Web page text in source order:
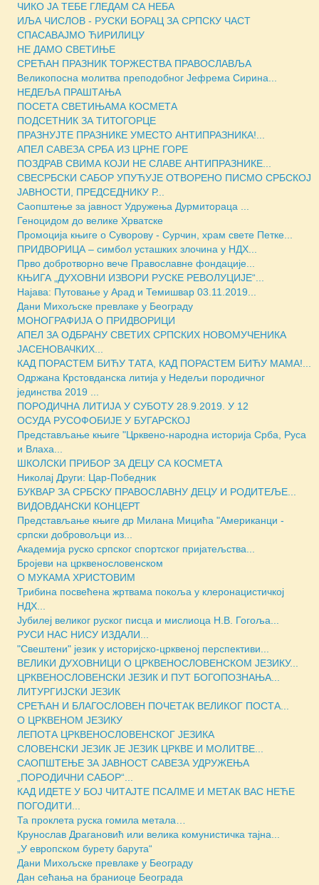
ЧИКО ЈА ТЕБЕ ГЛЕДАМ СА НЕБА
ИЉА ЧИСЛОВ - РУСКИ БОРАЦ ЗА СРПСКУ ЧАСТ
СПАСАВАЈМО ЋИРИЛИЦУ
НЕ ДАМО СВЕТИЊЕ
СРЕЋАН ПРАЗНИК ТОРЖЕСТВА ПРАВОСЛАВЉА
Великопосна молитва преподобног Јефрема Сирина...
НЕДЕЉА ПРАШТАЊА
ПОСЕТА СВЕТИЊАМА КОСМЕТА
ПОДСЕТНИК ЗА ТИТОГОРЦЕ
ПРАЗНУЈТЕ ПРАЗНИКЕ УМЕСТО АНТИПРАЗНИКА!...
АПЕЛ САВЕЗА СРБА ИЗ ЦРНЕ ГОРЕ
ПОЗДРАВ СВИМА КОЈИ НЕ СЛАВЕ АНТИПРАЗНИКЕ...
СВЕСРБСКИ САБОР УПУЋУЈЕ ОТВОРЕНО ПИСМО СРБСКОЈ
ЈАВНОСТИ, ПРЕДСЕДНИКУ Р...
Саопштење за јавност Удружења Дурмитораца ...
Геноцидом до велике Хрватске
Промоција књиге о Суворову - Сурчин, храм свете Петке...
ПРИДВОРИЦА – симбол усташких злочина у НДХ...
Прво добротворно вече Православне фондације...
КЊИГА „ДУХОВНИ ИЗВОРИ РУСКЕ РЕВОЛУЦИJЕ“...
Најава: Путовање у Арад и Темишвар 03.11.2019...
Дани Михољске превлаке у Београду
МОНОГРАФИЈА О ПРИДВОРИЦИ
АПЕЛ ЗА ОДБРАНУ СВЕТИХ СРПСКИХ НОВОМУЧЕНИКА
ЈАСЕНОВАЧКИХ...
КАД ПОРАСТЕМ БИЋУ ТАТА, КАД ПОРАСТЕМ БИЋУ МАМА!...
Одржана Крстовданска литија у Недељи породичног
јединства 2019 ...
ПОРОДИЧНА ЛИТИЈА У СУБОТУ 28.9.2019. У 12
ОСУДА РУСОФОБИЈЕ У БУГАРСКОЈ
Представљање књиге "Црквено-народна историја Срба, Руса
и Влаха...
ШКОЛСКИ ПРИБОР ЗА ДЕЦУ СА КОСМЕТА
Николај Други: Цар-Победник
БУКВАР ЗА СРБСКУ ПРАВОСЛАВНУ ДЕЦУ И РОДИТЕЉЕ...
ВИДОВДАНСКИ КОНЦЕРТ
Представљање књиге др Милана Мицића "Американци -
српски добровољци из...
Академија руско српског спортског пријатељства...
Бројеви на црквенословенском
О МУКАМА ХРИСТОВИМ
Трибина посвећена жртвама покоља у клеронацистичкој
НДХ...
Јубилеј великог руског писца и мислиоца Н.В. Гогоља...
РУСИ НАС НИСУ ИЗДАЛИ...
"Свештени" језик у историјско-црквеној перспективи...
ВЕЛИКИ ДУХОВНИЦИ О ЦРКВЕНОСЛОВЕНСКОМ ЈЕЗИКУ...
ЦРКВЕНОСЛОВЕНСКИ ЈЕЗИК И ПУТ БОГОПОЗНАЊА...
ЛИТУРГИЈСКИ ЈЕЗИК
СРЕЋАН И БЛАГОСЛОВЕН ПОЧЕТАК ВЕЛИКОГ ПОСТА...
О ЦРКВЕНОМ ЈЕЗИКУ
ЛЕПОТА ЦРКВЕНОСЛОВЕНСКОГ ЈЕЗИКА
СЛОВЕНСКИ ЈЕЗИК ЈЕ ЈЕЗИК ЦРКВЕ И МОЛИТВЕ...
САОПШТЕЊЕ ЗА ЈАВНОСТ САВЕЗА УДРУЖЕЊА
„ПОРОДИЧНИ САБОР“...
КАД ИДЕТЕ У БОЈ ЧИТАЈТЕ ПСАЛМЕ И МЕТАК ВАС НЕЋЕ
ПОГОДИТИ...
Та проклета руска гомила метала…
Крунослав Драгановић или велика комунистичка тајна...
„У европском бурету барута“
Дани Михољске превлаке у Београду
Дан сећања на браниоце Београда